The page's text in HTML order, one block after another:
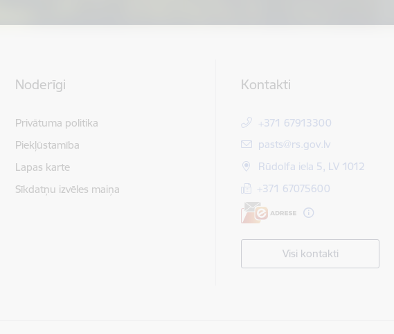
Noderīgi
Privātuma politika
Piekļūstamība
Lapas karte
Sīkdatņu izvēles maiņa
Kontakti
+371 67913300
E-pasts:
pasts@rs.gov.lv
Rūdolfa iela 5, LV 1012
+371 67075600
Visi kontakti